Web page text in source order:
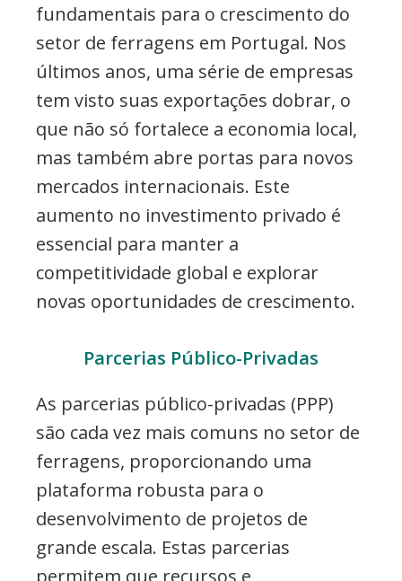
fundamentais para o crescimento do
setor de ferragens em Portugal. Nos
últimos anos, uma série de empresas
tem visto suas exportações dobrar, o
que não só fortalece a economia local,
mas também abre portas para novos
mercados internacionais. Este
aumento no investimento privado é
essencial para manter a
competitividade global e explorar
novas oportunidades de crescimento.
Parcerias Público-Privadas
As parcerias público-privadas (PPP)
são cada vez mais comuns no setor de
ferragens, proporcionando uma
plataforma robusta para o
desenvolvimento de projetos de
grande escala. Estas parcerias
permitem que recursos e